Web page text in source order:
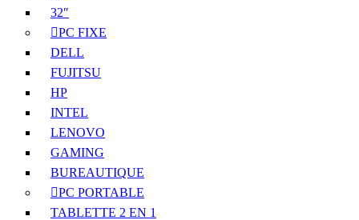
32″
PC FIXE
DELL
FUJITSU
HP
INTEL
LENOVO
GAMING
BUREAUTIQUE
PC PORTABLE
TABLETTE 2 EN 1